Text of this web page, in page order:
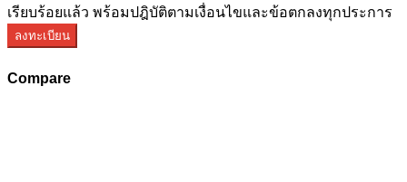
เรียบร้อยแล้ว พร้อมปฎิบัติตามเงื่อนไขและข้อตกลงทุกประการ
ลงทะเบียน
Compare